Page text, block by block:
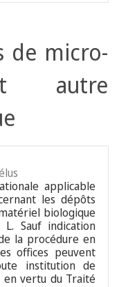
de micro-
autre
applicable
les dépôts
biologique
Sauf indication
la procédure en
offices peuvent
institution de
vertu du Traité